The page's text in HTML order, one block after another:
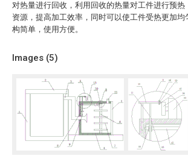
对热量进行回收，利用回收的热量对工件进行预热
资源，提高加工效率，同时可以使工件受热更加均
构简单，使用方便。
Images (5)